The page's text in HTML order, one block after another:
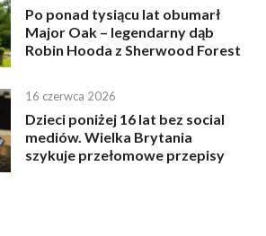
Po ponad tysiącu lat obumarł
Major Oak – legendarny dąb
Robin Hooda z Sherwood Forest
16 czerwca 2026
Dzieci poniżej 16 lat bez social
mediów. Wielka Brytania
szykuje przełomowe przepisy